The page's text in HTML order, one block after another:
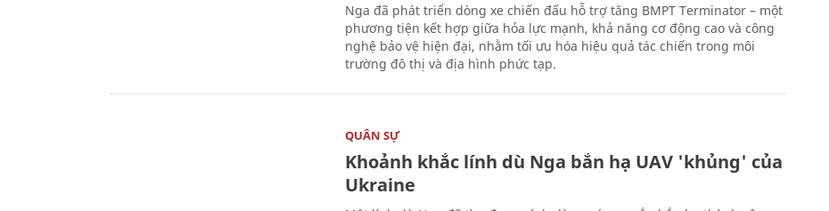
Nga đã phát triển dòng xe chiến đấu hỗ trợ tăng BMPT Terminator – một
phương tiện kết hợp giữa hỏa lực mạnh, khả năng cơ động cao và công
nghệ bảo vệ hiện đại, nhằm tối ưu hóa hiệu quả tác chiến trong môi
trường đô thị và địa hình phức tạp.
QUÂN SỰ
Khoảnh khắc lính dù Nga bắn hạ UAV 'khủng' của
Ukraine